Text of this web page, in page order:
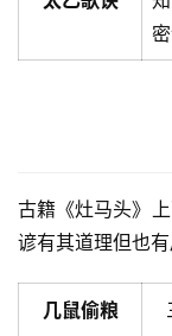
古籍《灶马头》
谚有其道理但也有
几鼠偷粮